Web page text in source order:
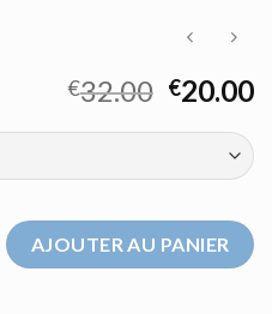
€32.00 €20.00
pas cher femme
AJOUTER AU PANIER